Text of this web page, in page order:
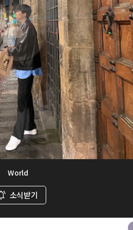
World
소식받기